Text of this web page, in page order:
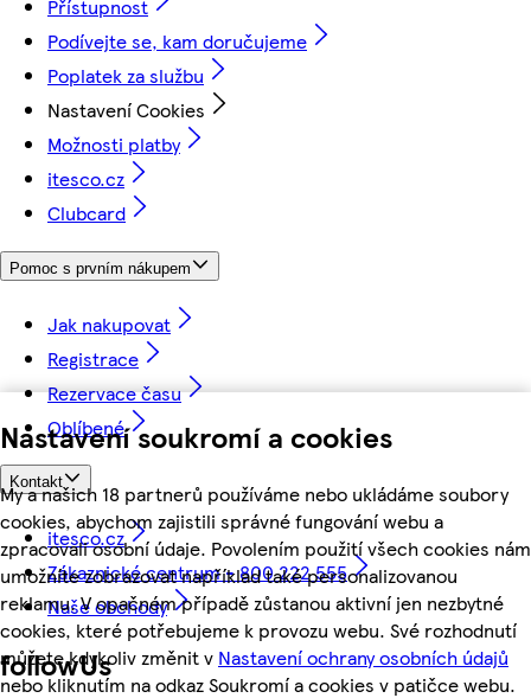
Nastavení soukromí a cookies
My a našich 18 partnerů používáme nebo ukládáme soubory
cookies, abychom zajistili správné fungování webu a
zpracovali osobní údaje. Povolením použití všech cookies nám
umožníte zobrazovat například také personalizovanou
reklamu. V opačném případě zůstanou aktivní jen nezbytné
cookies, které potřebujeme k provozu webu. Své rozhodnutí
můžete kdykoliv změnit v Nastavení ochrany osobních údajů
nebo kliknutím na odkaz Soukromí a cookies v patičce webu.
Přístupnost
Podívejte se, kam doručujeme
Poplatek za službu
Nastavení Cookies
Možnosti platby
itesco.cz
Clubcard
Pomoc s prvním nákupem
Jak nakupovat
Registrace
Rezervace času
Oblíbené
Kontakt
itesco.cz
Zákaznické centrum - 800 222 555
Naše obchody
followUs